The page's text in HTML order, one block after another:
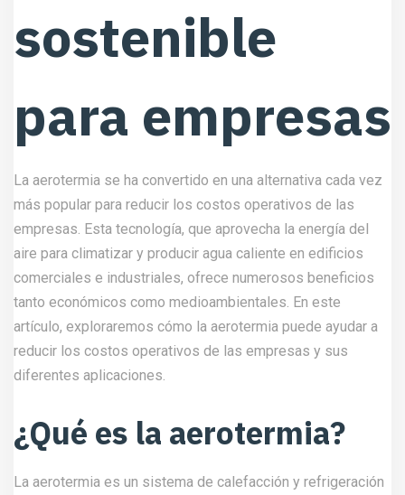
sostenible
para empresas
La aerotermia se ha convertido en una alternativa cada vez
más popular para reducir los costos operativos de las
empresas. Esta tecnología, que aprovecha la energía del
aire para climatizar y producir agua caliente en edificios
comerciales e industriales, ofrece numerosos beneficios
tanto económicos como medioambientales. En este
artículo, exploraremos cómo la aerotermia puede ayudar a
reducir los costos operativos de las empresas y sus
diferentes aplicaciones.
¿Qué es la aerotermia?
La aerotermia es un sistema de calefacción y refrigeración